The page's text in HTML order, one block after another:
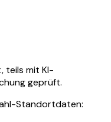
teils mit KI-
geprüft.
Standortdaten: